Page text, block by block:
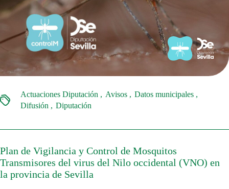
Actuaciones Diputación Avisos
Datos municipales
Difusión
Diputación
Plan de Vigilancia y Control de Mosquitos
Transmisores del virus del Nilo occidental (VNO) en
la provincia de Sevilla